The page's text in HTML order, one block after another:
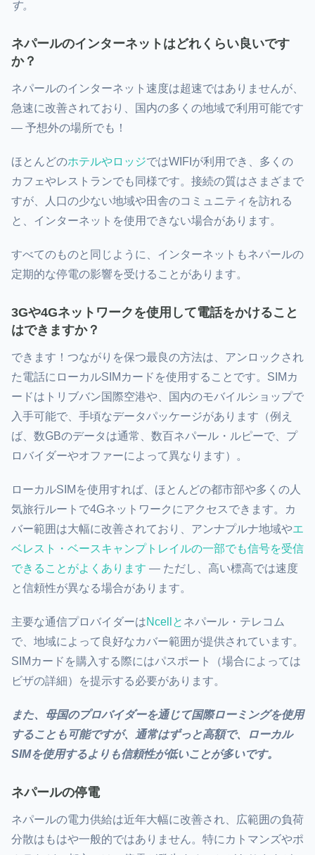
す。
ネパールのインターネットはどれくらい良いです
か？
ネパールのインターネット速度は超速ではありませんが、
急速に改善されており、国内の多くの地域で利用可能です
— 予想外の場所でも！
ほとんどのホテルやロッジではWIFIが利用でき、多くの
カフェやレストランでも同様です。接続の質はさまざまで
すが、人口の少ない地域や田舎のコミュニティを訪れる
と、インターネットを使用できない場合があります。
すべてのものと同じように、インターネットもネパールの
定期的な停電の影響を受けることがあります。
3Gや4Gネットワークを使用して電話をかけること
はできますか？
できます！つながりを保つ最良の方法は、アンロックされ
た電話にローカルSIMカードを使用することです。SIMカ
ードは トリブバン国際空港や、国内のモバイルショップで
入手可能で、手頃なデータパッケージがあります（例え
ば、数GBのデータは通常、数百ネパール・ルピーで、プ
ロバイダーやオファーによって異なります）。
ローカルSIMを使用すれば、ほとんどの都市部や多くの人
気旅行ルートで4Gネットワークにアクセスできます。カ
バー範囲は大幅に改善されており、 アンナプルナ地域やエ
ベレスト・ベースキャンプトレイルの一部でも信号を受信
できることがよくあります — ただし、高い標高では速度
と信頼性が異なる場合があります。
主要な通信プロバイダーはNcell と ネパール・テレコム
で、地域によって良好なカバー範囲が提供されています。
SIMカードを購入する際にはパスポート（場合によっては
ビザの詳細）を提示する必要があります。
また、母国のプロバイダーを通じて国際ローミングを使用
することも可能ですが、通常はずっと高額で、ローカル
SIMを使用するよりも信頼性が低いことが多いです。
ネパールの停電
ネパールの電力供給は近年大幅に改善され、広範囲の負荷
分散はもはや一般的ではありません。特に カトマンズやポ